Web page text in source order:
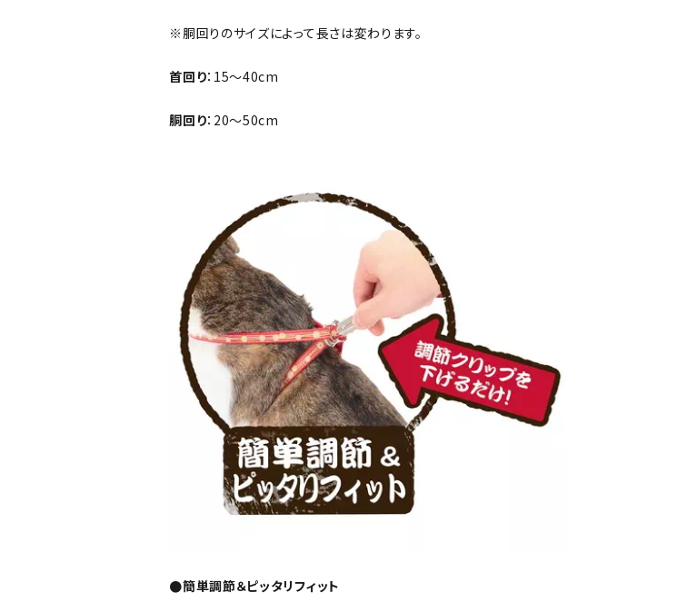
※胴回りのサイズによって長さは変わります。
首回り：15～40cm
胴回り：20～50cm
●簡単調節＆ピッタリフィット